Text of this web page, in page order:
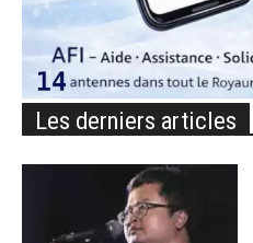
Les derniers articles